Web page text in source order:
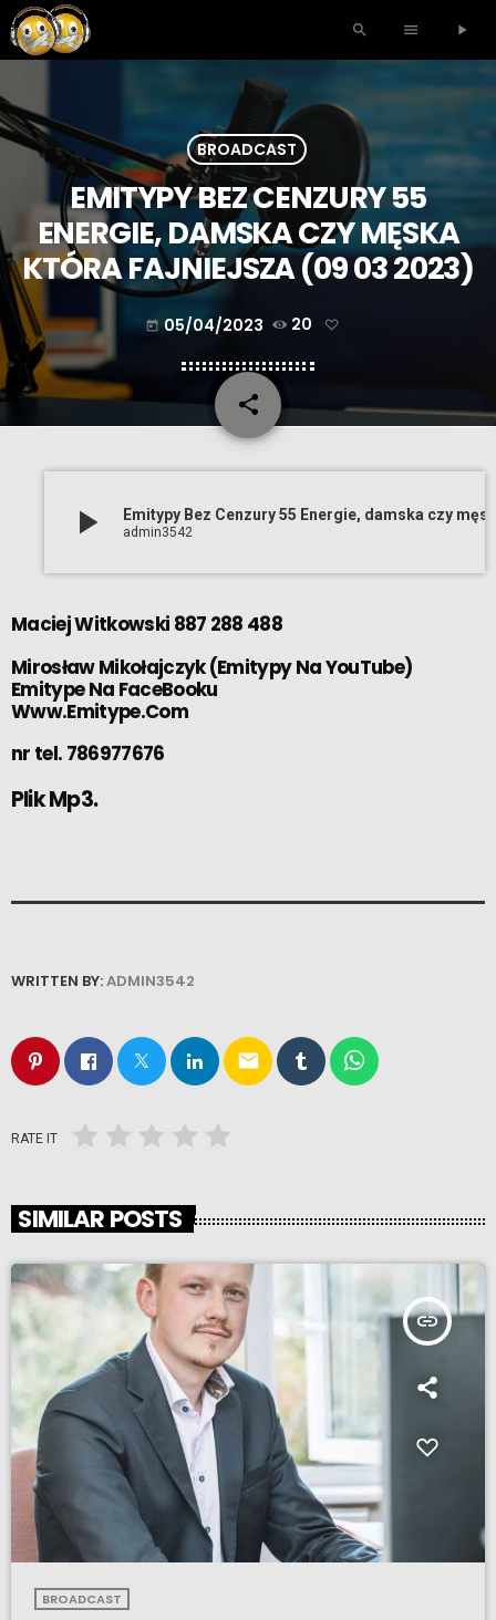
search menu play_arrow
BROADCAST
EMITYPY BEZ CENZURY 55
ENERGIE, DAMSKA CZY MĘSKA
KTÓRA FAJNIEJSZA (09 03 2023)
today 05/04/2023 20
share
email
play_arrow admin3542
Maciej Witkowski 887 288 488
Mirosław Mikołajczyk(Emitypy Na YouTube)
Emitype Na FaceBooku
Www.Emitype.Com
nr tel. 786977676
Plik Mp3.
WRITTEN BY:ADMIN3542
email
RATE IT
SIMILAR POSTS
insert_link
BROADCAST